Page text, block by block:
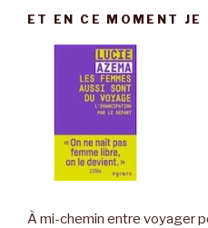
ET EN CE MOMENT JE
À mi-chemin entre voyager